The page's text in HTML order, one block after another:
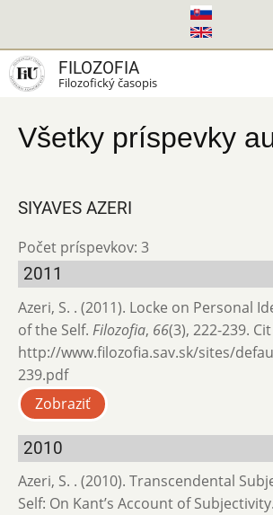
hlavný
obsah
FILOZOFIA
Filozofický časopis
Všetky príspevky
SIYAVES AZERI
Počet príspevkov: 3
2011
Azeri, S. . (2011). Locke on Personal
of the Self. Filozofia, 66(3), 222-239.
http://www.filozofia.sav.sk/sites/
239.pdf
Zobraziť
2010
Azeri, S. . (2010). Transcendental
Self: On Kant’s Account of Subjectivity.